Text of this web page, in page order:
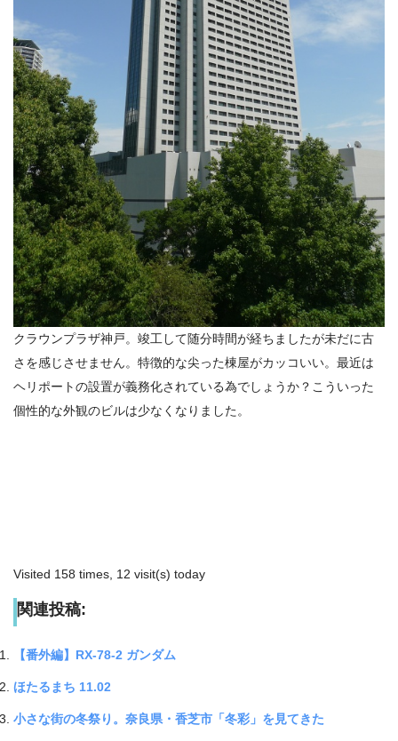
クラウンプラザ神戸。竣工して随分時間が経ちましたが未だに古
さを感じさせません。特徴的な尖った棟屋がカッコいい。最近は
ヘリポートの設置が義務化されている為でしょうか？こういった
個性的な外観のビルは少なくなりました。
Visited 158 times, 12 visit(s) today
関連投稿:
【番外編】RX-78-2 ガンダム
ほたるまち 11.02
小さな街の冬祭り。奈良県・香芝市「冬彩」を見てきた